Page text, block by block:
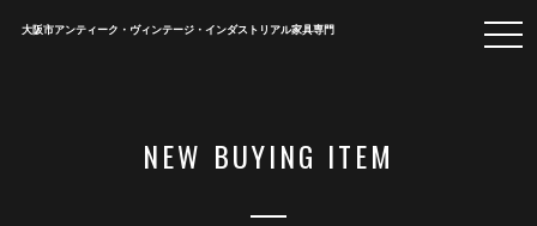
大阪市アンティーク・ヴィンテージ・インダストリアル家具専門
NEW BUYING ITEM